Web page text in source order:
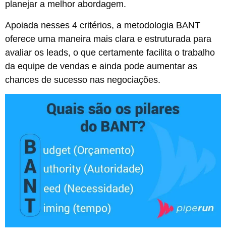
planejar a melhor abordagem.
Apoiada nesses 4 critérios, a metodologia BANT
oferece uma maneira mais clara e estruturada para
avaliar os leads, o que certamente facilita o trabalho
da equipe de vendas e ainda pode aumentar as
chances de sucesso nas negociações.